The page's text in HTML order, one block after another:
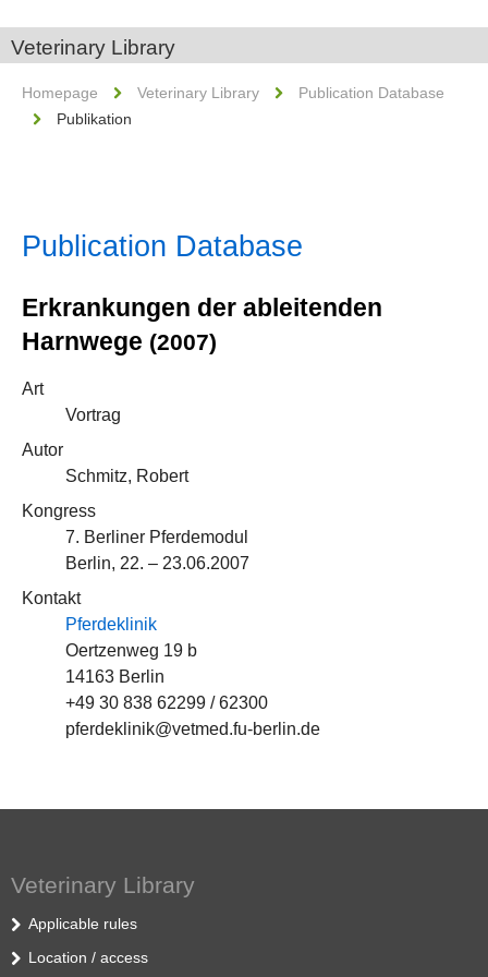
Veterinary Library
Homepage Veterinary Library
Publication Database
Publikation
Publication Database
Erkrankungen der ableitenden
Harnwege (2007)
Art
Vortrag
Autor
Schmitz, Robert
Kongress
7. Berliner Pferdemodul
Berlin, 22. – 23.06.2007
Kontakt
Pferdeklinik
Oertzenweg 19 b
14163 Berlin
+49 30 838 62299 / 62300
pferdeklinik@vetmed.fu-berlin.de
Veterinary Library
Applicable rules
Location / access